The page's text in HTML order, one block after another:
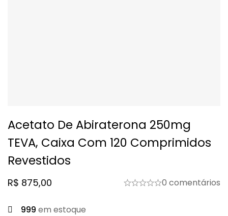
Acetato De Abiraterona 250mg
TEVA, Caixa Com 120 Comprimidos
Revestidos
R$ 875,00 0 comentários
999 em estoque